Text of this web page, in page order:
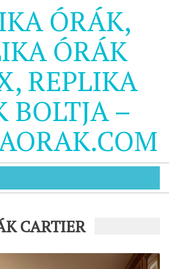
ÓRÁK,
ÓRÁK
REPLIKA
BOLTJA –
CARTIER